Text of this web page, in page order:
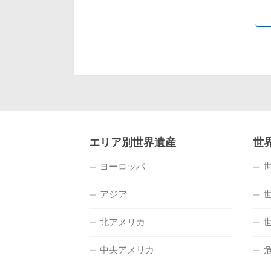
エリア別世界遺産
ヨーロッパ
アジア
北アメリカ
中央アメリカ
世